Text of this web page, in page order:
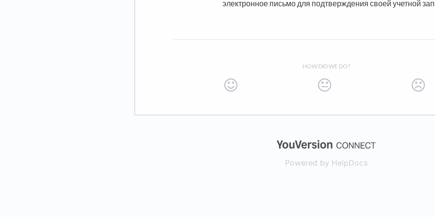
электронное письмо для подтверждения своей учетной
HOW DID WE DO?
(opens in a new
Powered by HelpDocs